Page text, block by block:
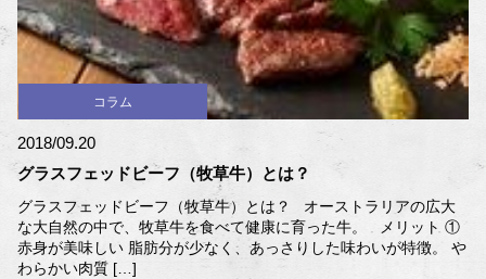
コラム
2018/09.20
グラスフェッドビーフ（牧草牛）とは？
グラスフェッドビーフ（牧草牛）とは？ オーストラリアの広大
な大自然の中で、牧草牛を食べて健康に育った牛。 メリット ①
赤身が美味しい 脂肪分が少なく、あっさりした味わいが特徴。 や
わらかい肉質 […]